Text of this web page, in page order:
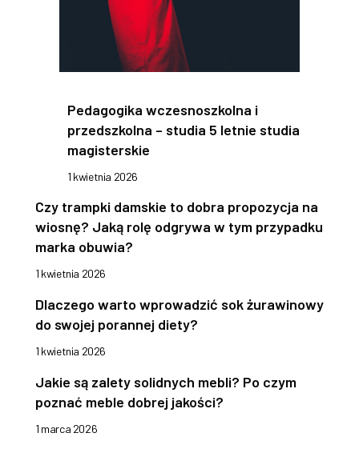
Pedagogika wczesnoszkolna i
przedszkolna – studia 5 letnie studia
magisterskie
1 kwietnia 2026
Czy trampki damskie to dobra propozycja na
wiosnę? Jaką rolę odgrywa w tym przypadku
marka obuwia?
1 kwietnia 2026
Dlaczego warto wprowadzić sok żurawinowy
do swojej porannej diety?
1 kwietnia 2026
Jakie są zalety solidnych mebli? Po czym
poznać meble dobrej jakości?
1 marca 2026